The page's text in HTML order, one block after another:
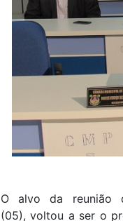
O alvo da reunião
(05), voltou a ser o